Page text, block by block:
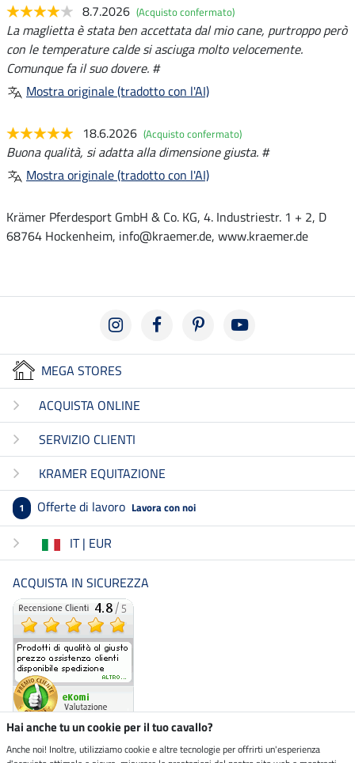
8.7.2026 (Acquisto confermato)
La maglietta è stata ben accettata dal mio cane, purtroppo però
con le temperature calde si asciuga molto velocemente.
Comunque fa il suo dovere. #
Mostra originale (tradotto con l'AI)
18.6.2026 (Acquisto confermato)
Buona qualità, si adatta alla dimensione giusta. #
Mostra originale (tradotto con l'AI)
Krämer Pferdesport GmbH & Co. KG, 4. Industriestr. 1 + 2, D
68764 Hockenheim, info@kraemer.de, www.kraemer.de
MEGA STORES
ACQUISTA ONLINE
SERVIZIO CLIENTI
KRAMER EQUITAZIONE
1 Offerte di lavoro Lavora con noi
IT | EUR
ACQUISTA IN SICUREZZA
Hai anche tu un cookie per il tuo cavallo?
Anche noi! Inoltre, utilizziamo cookie e altre tecnologie per offrirti un'esperienza